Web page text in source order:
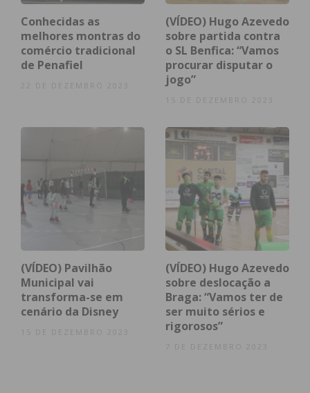
Monte, naquele que foi o último jogo da
competição sem perder, a contar para o
campeonato distrital de juniores A, Elite Futsal
Feminino, do distrito do Porto, onde fica apurado
Os golos da formação do concelho de Penafiel
foram marcados por, Carolina Teixeira, Mariana
Carvalho TT, Beatriz Couto, Beatriz Monteiro e Rita
Ferreira
Subscreva a newsletter do
Imediato
Assine nossa newsletter por e-mail e
obtenha de forma regular a informação
Conhecidas as
melhores montras do
comércio tradicional
de Penafiel
(VÍDEO) Hugo Azevedo
sobre partida contra
o SL Benfica: “Vamos
procurar disputar o
jogo”
(VÍDEO) Pavilhão
Municipal vai
transforma-se em
cenário da Disney
(VÍDEO) Hugo Azevedo
sobre deslocação a
Braga: “Vamos ter de
ser muito sérios e
rigorosos”
7 DE DEZEMBRO 2023